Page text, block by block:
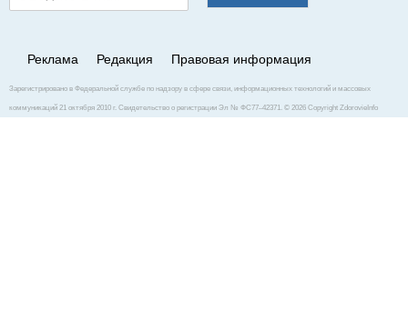
Реклама Редакция Правовая информация
Зарегистрировано в Федеральной службе по надзору в сфере связи, информационных технологий и массовых
коммуникаций 21 октября 2010 г. Свидетельство о регистрации Эл № ФС77–42371. © 2026 Copyright ZdorovieInfo